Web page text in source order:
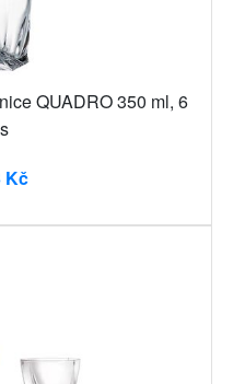
QUADRO 350 ml, 6
Kč